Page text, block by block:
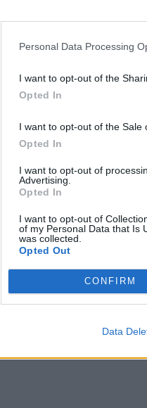
Personal Data Processing
I want to opt-out of the
Opted In
I want to opt-out of the Sale
Opted In
I want to opt-out of
Advertising.
Opted In
I want to opt-out of
of my Personal Data that Is
was collected.
Opted Out
CONFIRM
Data